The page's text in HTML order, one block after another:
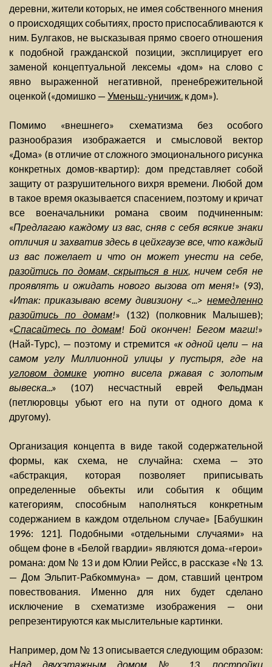
деревни, жители которых, не имея собственного мнения
о происходящих событиях, просто приспосабливаются к
ним. Булгаков, не высказывая прямо своего отношения
к подобной гражданской позиции, эксплицирует его
заменой концептуальной лексемы «дом» на слово с
явно выраженной негативной, пренебрежительной
оценкой («домишко — Уменьш.-уничиж. к дом»).
Помимо «внешнего» схематизма без особого
разнообразия изображается и смысловой вектор
«Дома» (в отличие от сложного эмоционального рисунка
конкретных домов-квартир): дом представляет собой
защиту от разрушительного вихря времени. Любой дом
в такое время оказывается спасением, поэтому и кричат
все военачальники романа своим подчиненным:
«Предлагаю каждому из вас, сняв с себя всякие знаки
отличия и захватив здесь в цейхгаузе все, что каждый
из вас пожелает и что он может унести на себе,
разойтись по домам, скрыться в них, ничем себя не
проявлять и ожидать нового вызова от меня!» (93),
«Итак: приказываю всему дивизиону <...> немедленно
разойтись по домам!» (132) (полковник Малышев);
«Спасайтесь по домам! Бой окончен! Бегом магш!»
(Най-Турс), — поэтому и стремится «к одной цели — на
самом углу Миллионной улицы у пустыря, где на
угловом домике уютно висела ржавая с золотым
вывеска...» (107) несчастный еврей Фельдман
(петлюровцы убьют его на пути от одного дома к
другому).
Организация концепта в виде такой содержательной
формы, как схема, не случайна: схема — это
«абстракция, которая позволяет приписывать
определенные объекты или события к общим
категориям, способным наполняться конкретным
содержанием в каждом отдельном случае» [Бабушкин
1996: 121]. Подобными «отдельными случаями» на
общем фоне в «Белой гвардии» являются дома-«герои»
романа: дом № 13 и дом Юлии Рейсс, в рассказе «№ 13.
— Дом Эльпит-Рабкоммуна» — дом, ставший центром
повествования. Именно для них будет сделано
исключение в схематизме изображения — они
репрезентируются как мыслительные картинки.
Например, дом № 13 описывается следующим образом:
«Над двухэтажным домом № 13, постройки